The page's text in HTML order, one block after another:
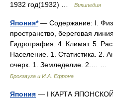
1932 год(1932) …
Википедия
Япония*— Содержание: I.
пространство, береговая
Гидрография. 4. Климат. 5.
Население. 1. Статистика. 2.
очерк. 1. Земледелие. 2.… …
Брокгауза и И.А. Ефрона
Япония — I КАРТА ЯПОНСКОЙ